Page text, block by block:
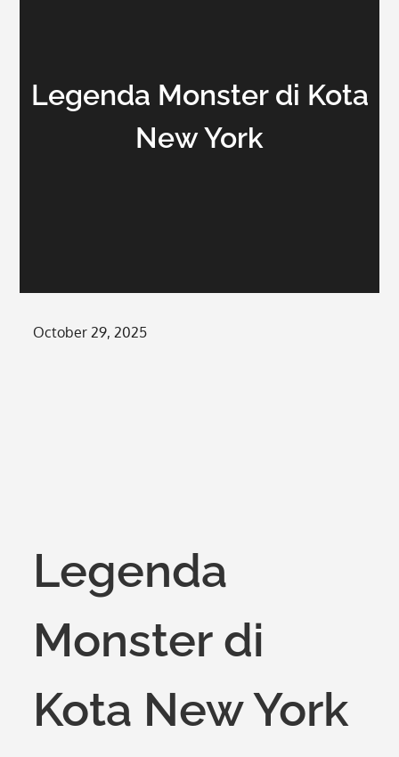
Legenda Monster di Kota
New York
Posted
October 29, 2025
Legenda
Monster di
Kota New York